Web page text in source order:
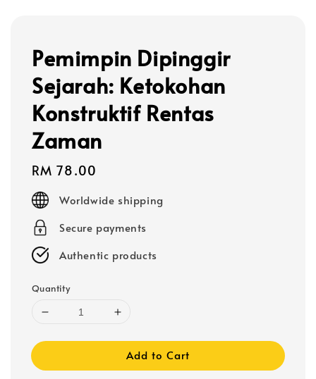
Pemimpin Dipinggir
Sejarah: Ketokohan
Konstruktif Rentas
Zaman
Regular
price
RM 78.00
Worldwide shipping
Secure payments
Authentic products
Quantity
Add to Cart